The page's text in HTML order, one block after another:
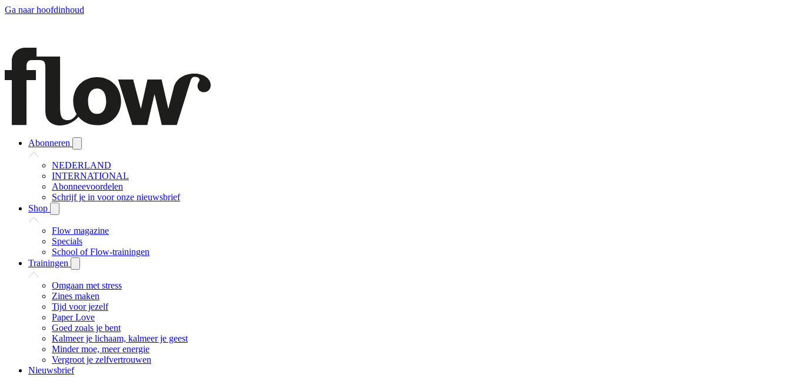
Ga naar hoofdinhoud
Abonneren
NEDERLAND
INTERNATIONAL
Abonneevoordelen
Schrijf je in voor onze nieuwsbrief
Shop
Flow magazine
Specials
School of Flow-trainingen
Trainingen
Omgaan met stress
Zines maken
Tijd voor jezelf
Paper Love
Goed zoals je bent
Kalmeer je lichaam, kalmeer je geest
Minder moe, meer energie
Vergroot je zelfvertrouwen
Nieuwsbrief